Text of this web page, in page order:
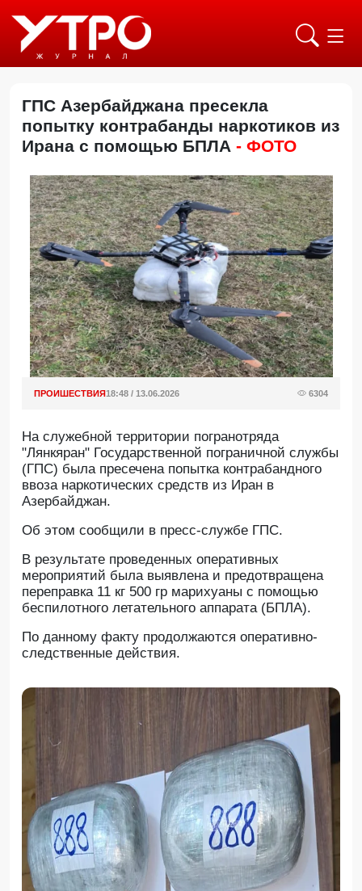
ГПС Азербайджана пресекла
попытку контрабанды наркотиков из
Ирана с помощью БПЛА - ФОТО
ПРОИШЕСТВИЯ18:48 / 13.06.2026 6304
На служебной территории погранотряда
"Лянкяран" Государственной пограничной службы
(ГПС) была пресечена попытка контрабандного
ввоза наркотических средств из Иран в
Азербайджан.
Oб этом сообщили в пресс-службе ГПС.
В результате проведенных оперативных
мероприятий была выявлена и предотвращена
переправка 11 кг 500 гр марихуаны с помощью
беспилотного летательного аппарата (БПЛА).
По данному факту продолжаются оперативно-
следственные действия.